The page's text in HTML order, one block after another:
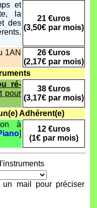
et
la
des
21 €uros
(3,50€ par mois)
1AN
26 €uros
(2,17€ par mois)
ré-
pour
38 €uros
(3,17€ par mois)
Adhérent(e)
à
]
12 €uros
(1€ par mois)
mail pour préciser